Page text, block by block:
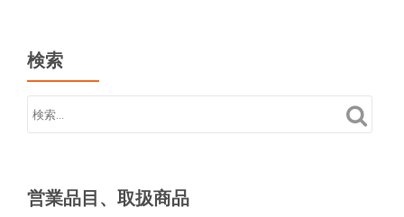
検索
営業品目、取扱商品